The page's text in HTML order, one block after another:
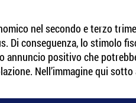
nel secondo e terzo
conseguenza, lo stimolo
positivo che
Nell’immagine qui